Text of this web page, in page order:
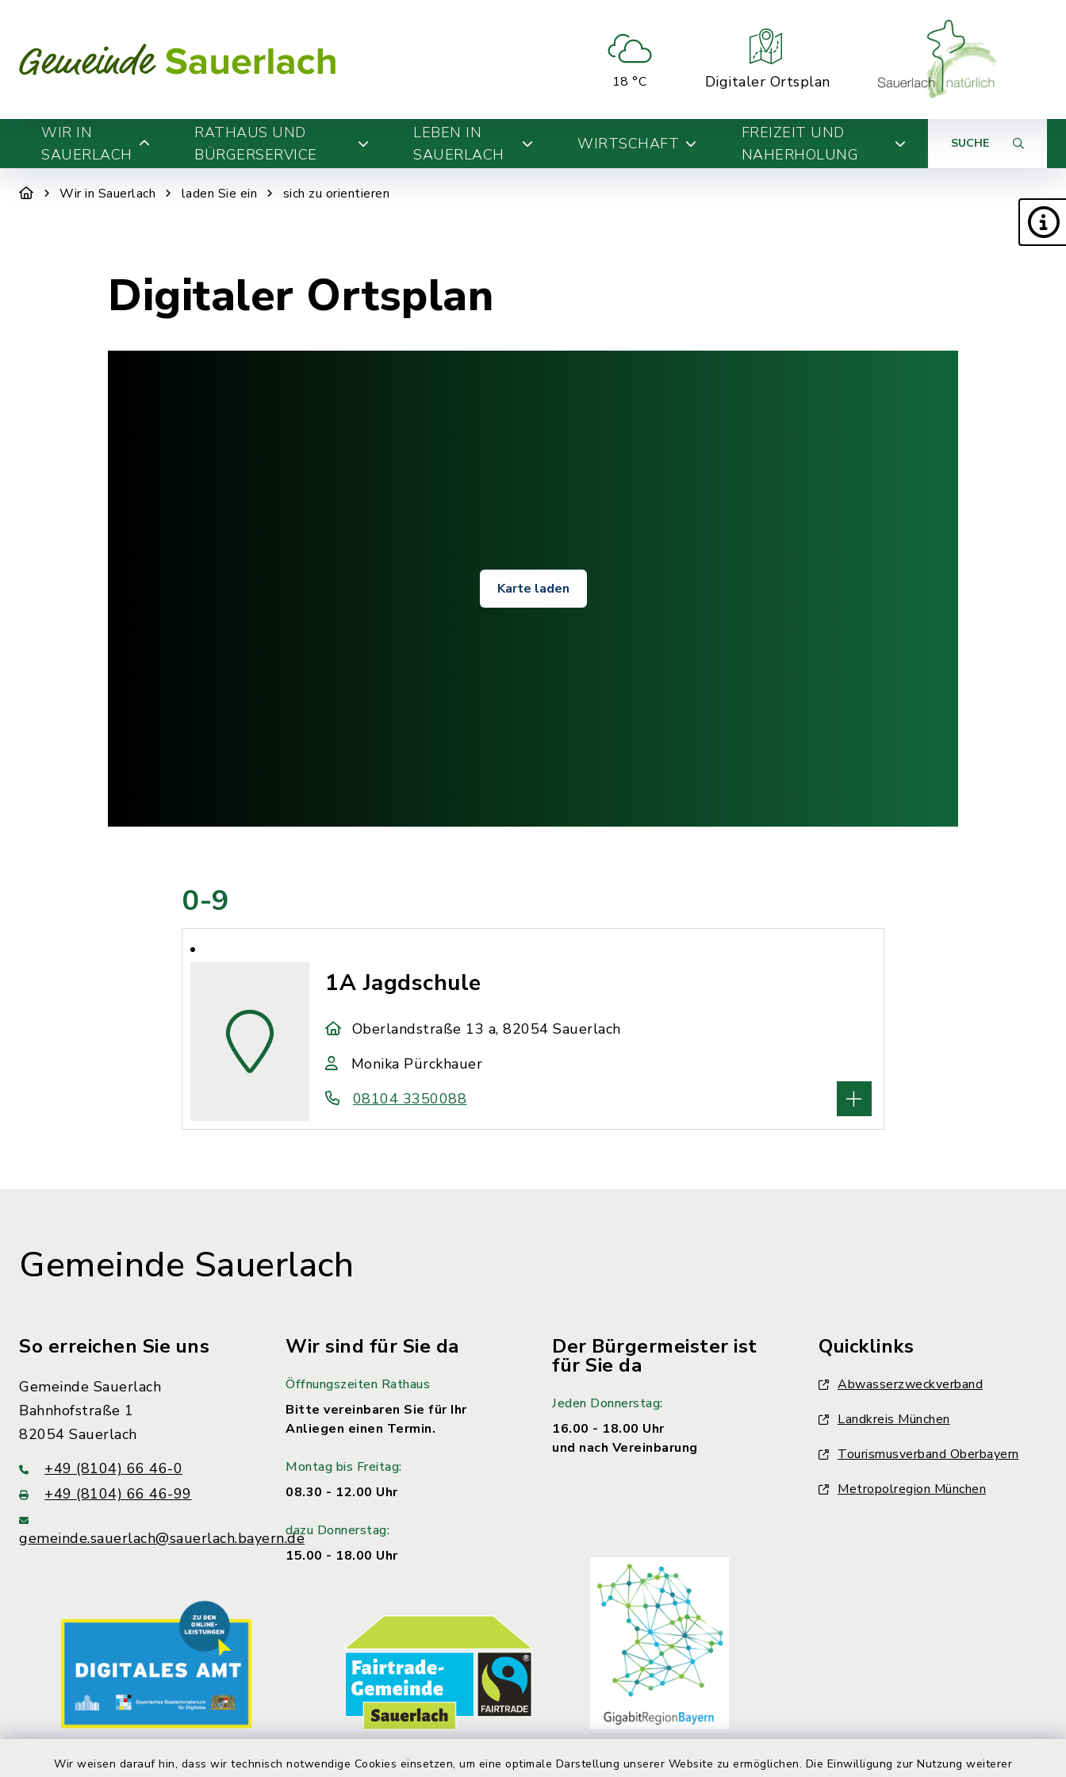
Wir weisen darauf hin, dass wir technisch notwendige Cookies einsetzen, um eine optimale Darstellung unserer Website zu ermöglichen. Die Einwilligung zur Nutzung weiterer
18 °C Digitaler Ortsplan
WIR IN
SAUERLACH
RATHAUS UND
BÜRGERSERVICE
LEBEN IN
SAUERLACH
WIRTSCHAFT
FREIZEIT UND
NAHERHOLUNG
SUCHE
Wir in Sauerlach laden Sie ein sich zu orientieren
Digitaler Ortsplan
Karte laden
0-9
1A Jagdschule
Oberlandstraße 13 a, 82054 Sauerlach
Monika Pürckhauer
08104 3350088
Gemeinde Sauerlach
So erreichen Sie uns
Gemeinde Sauerlach
Bahnhofstraße 1
82054 Sauerlach
+49 (8104) 66 46-0
+49 (8104) 66 46-99
gemeinde.sauerlach@sauerlach.bayern.de
Wir sind für Sie da
Öffnungszeiten Rathaus
Bitte vereinbaren Sie für Ihr
Anliegen einen Termin.
Montag bis Freitag:
08.30 - 12.00 Uhr
dazu Donnerstag:
15.00 - 18.00 Uhr
Der Bürgermeister ist
für Sie da
Jeden Donnerstag:
16.00 - 18.00 Uhr
und nach Vereinbarung
Quicklinks
Abwasserzweckverband
Landkreis München
Tourismusverband Oberbayern
Metropolregion München